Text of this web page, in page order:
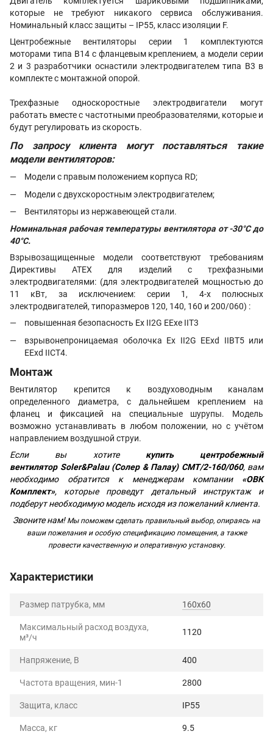
которые не требуют никакого сервиса обслуживания.
Номинальный класс защиты – IP55, класс изоляции F.
Центробежные вентиляторы серии 1 комплектуются
моторами типа B14 с фланцевым креплением, а модели серии
2 и 3 разработчики оснастили электродвигателем типа B3 в
комплекте с монтажной опорой.
Трехфазные односкоростные электродвигатели могут
работать вместе с частотными преобразователями, которые и
будут регулировать из скорость.
По запросу клиента могут поставляться такие
модели вентиляторов:
Модели с правым положением корпуса RD;
Модели с двухскоростным электродвигателем;
Вентиляторы из нержавеющей стали.
Номинальная рабочая температуры вентилятора от -30°C до
40°C.
Взрывозащищенные модели соответствуют требованиям
Директивы ATEX для изделий с трехфазными
электродвигателями: (для электродвигателей мощностью до
11 кВт, за исключением: серии 1, 4-х полюсных
электродвигателей, типоразмеров 120, 140, 160 и 200/060) :
повышенная безопасность Ex II2G EExe IIT3
взрывонепроницаемая оболочка Ex II2G EExd IIBT5 или
EExd IICT4.
Монтаж
Вентилятор крепится к воздуховодным каналам
определенного диаметра, с дальнейшем креплением на
фланец и фиксацией на специальные шурупы. Модель
возможно устанавливать в любом положении, но с учётом
направлением воздушной струи.
Если вы хотите купить центробежный
вентилятор Soler&Palau (Солер & Палау) CMT/2-160/060, вам
необходимо обратится к менеджерам компании «ОВК
Комплект», которые проведут детальный инструктаж и
подберут необходимую модель исходя из пожеланий клиента.
Звоните нам! Мы поможем сделать правильный выбор, опираясь на
ваши пожелания и особую спецификацию помещения, а также
провести качественную и оперативную установку.
Характеристики
Размер патрубка, мм 160x60
Максимальный расход воздуха,
м³/ч
1120
Напряжение, В 400
Частота вращения, мин-1 2800
Защита, класс IP55
Масса, кг 9.5